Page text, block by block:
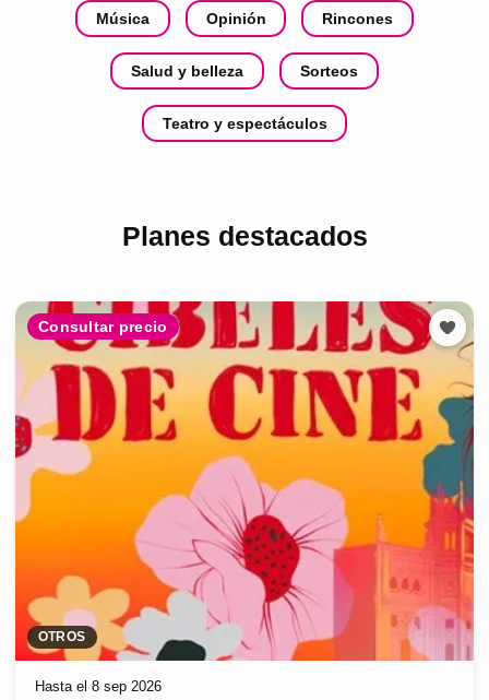
Música Opinión Rincones
Salud y belleza Sorteos
Teatro y espectáculos
Planes destacados
Consultar precio
OTROS
Hasta el 8 sep 2026